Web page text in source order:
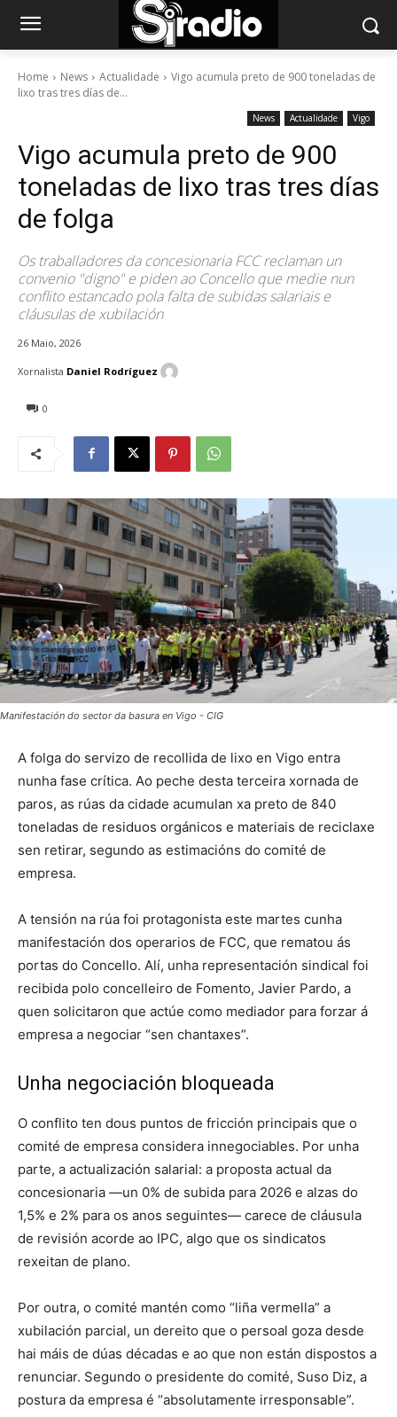
Home News Actualidade
Vigo acumula preto de 900 toneladas de
lixo tras tres días de...
News Actualidade Vigo
Vigo acumula preto de 900
toneladas de lixo tras tres días
de folga
Os traballadores da concesionaria FCC reclaman un
convenio "digno" e piden ao Concello que medie nun
conflito estancado pola falta de subidas salariais e
cláusulas de xubilación
26 Maio, 2026
0
Xornalista Daniel Rodríguez
Manifestación do sector da basura en Vigo - CIG
A folga do servizo de recollida de lixo en Vigo entra
nunha fase crítica. Ao peche desta terceira xornada de
paros, as rúas da cidade acumulan xa preto de 840
toneladas de residuos orgánicos e materiais de reciclaxe
sen retirar, segundo as estimacións do comité de
empresa.
A tensión na rúa foi protagonista este martes cunha
manifestación dos operarios de FCC, que rematou ás
portas do Concello. Alí, unha representación sindical foi
recibida polo concelleiro de Fomento, Javier Pardo, a
quen solicitaron que actúe como mediador para forzar á
empresa a negociar “sen chantaxes”.
Unha negociación bloqueada
O conflito ten dous puntos de fricción principais que o
comité de empresa considera innegociables. Por unha
parte, a actualización salarial: a proposta actual da
concesionaria —un 0% de subida para 2026 e alzas do
1,5% e 2% para os anos seguintes— carece de cláusula
de revisión acorde ao IPC, algo que os sindicatos
rexeitan de plano.
Por outra, o comité mantén como “liña vermella” a
xubilación parcial, un dereito que o persoal goza desde
hai máis de dúas décadas e ao que non están dispostos a
renunciar. Segundo o presidente do comité, Suso Diz, a
postura da empresa é “absolutamente irresponsable”.